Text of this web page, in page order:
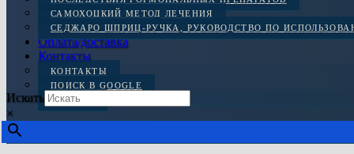
САМОХОЦКИЙ МЕТОД ЛЕЧЕНИЯ
СЕДЖАРО ШПРИЦ-РУЧКА, РУКОВОДСТВО ПО
Оплата/доставка
Контакты
КОНТАКТЫ
ПОИСК В GOOGLE
ОТЗЫВЫ
Искать
×